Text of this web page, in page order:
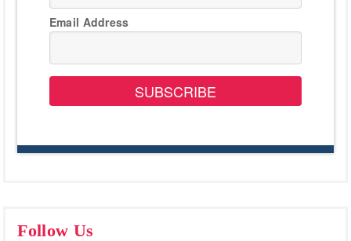
Email Address
SUBSCRIBE
Follow Us